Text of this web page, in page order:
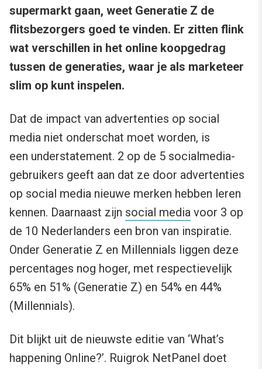
supermarkt gaan, weet Generatie Z de
flitsbezorgers goed te vinden. Er zitten flink
wat verschillen in het online koopgedrag
tussen de generaties, waar je als marketeer
slim op kunt inspelen.
Dat de impact van advertenties op social
media niet onderschat moet worden, is
een understatement. 2 op de 5 socialmedia-
gebruikers geeft aan dat ze door advertenties
op social media nieuwe merken hebben leren
kennen. Daarnaast zijn social media voor 3 op
de 10 Nederlanders een bron van inspiratie.
Onder Generatie Z en Millennials liggen deze
percentages nog hoger, met respectievelijk
65% en 51% (Generatie Z) en 54% en 44%
(Millennials).
Dit blijkt uit de nieuwste editie van ‘What’s
happening Online?’. Ruigrok NetPanel doet